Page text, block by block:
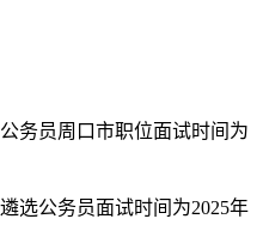
务员周口市职位面试时间为
选公务员面试时间为2025年